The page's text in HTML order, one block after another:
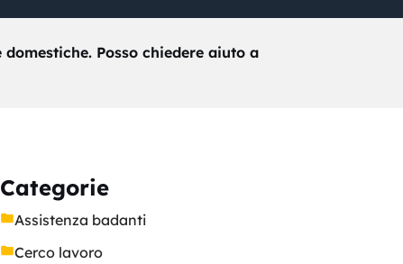
Posso chiedere aiuto a
Categorie
Assistenza badanti
Cerco lavoro